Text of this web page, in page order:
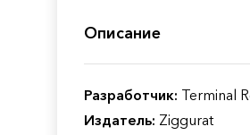
Описание
Разработчик: Terminal
Издатель: Ziggurat